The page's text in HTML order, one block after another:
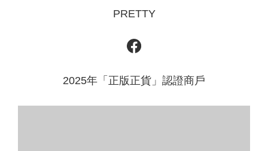
PRETTY
2025年「正版正貨」認證商戶